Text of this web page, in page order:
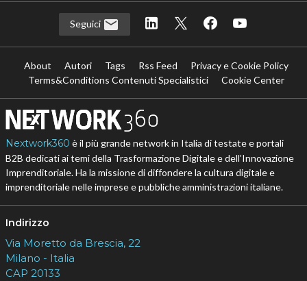
Seguici
About Autori Tags Rss Feed
Privacy e Cookie Policy
Terms&Conditions Contenuti Specialistici
Cookie Center
Nextwork360 è il più grande network in Italia di testate e portali
B2B dedicati ai temi della Trasformazione Digitale e dell’Innovazione
Imprenditoriale. Ha la missione di diffondere la cultura digitale e
imprenditoriale nelle imprese e pubbliche amministrazioni italiane.
Indirizzo
Via Moretto da Brescia, 22
Milano - Italia
CAP 20133